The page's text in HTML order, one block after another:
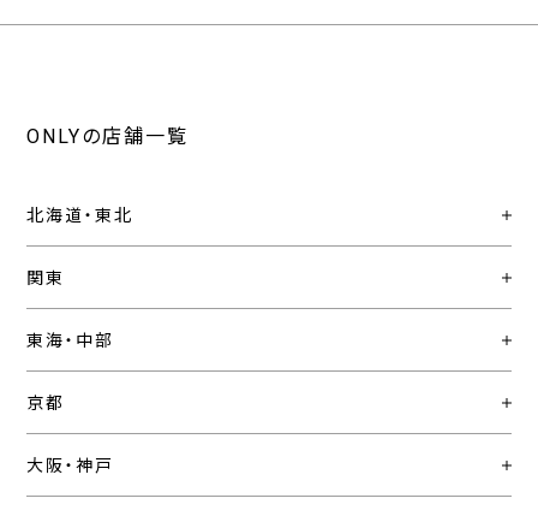
ONLYの店舗一覧
北海道・東北
関東
東海・中部
京都
大阪・神戸